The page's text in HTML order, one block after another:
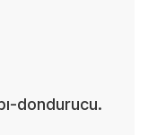
dondurucu.